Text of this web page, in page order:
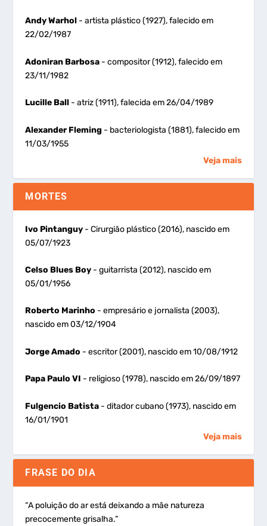
Andy Warhol - artista plástico (1927), falecido em
22/02/1987
Adoniran Barbosa - compositor (1912), falecido em
23/11/1982
Lucille Ball - atriz (1911), falecida em 26/04/1989
Alexander Fleming - bacteriologista (1881), falecido em
11/03/1955
Veja mais
MORTES
Ivo Pintanguy - Cirurgião plástico (2016), nascido em
05/07/1923
Celso Blues Boy - guitarrista (2012), nascido em
05/01/1956
Roberto Marinho - empresário e jornalista (2003),
nascido em 03/12/1904
Jorge Amado - escritor (2001), nascido em 10/08/1912
Papa Paulo VI - religioso (1978), nascido em 26/09/1897
Fulgencio Batista - ditador cubano (1973), nascido em
16/01/1901
Veja mais
FRASE DO DIA
“A poluição do ar está deixando a mãe natureza
precocemente grisalha.”